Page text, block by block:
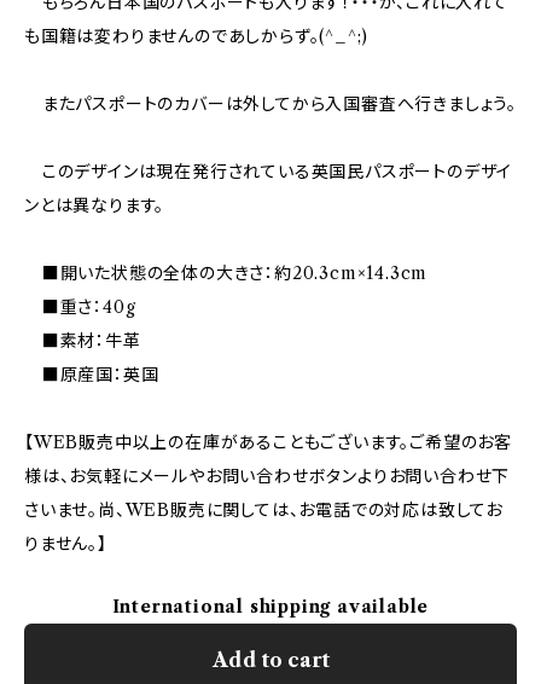
も国籍は変わりませんのであしからず。(^_^;)
またパスポートのカバーは外してから入国審査へ行きましょう。
このデザインは現在発行されている英国民パスポートのデザイ
ンとは異なります。
■開いた状態の全体の大きさ：約20.3cm×14.3cm
■重さ：40g
■素材：牛革
■原産国：英国
【WEB販売中以上の在庫があることもございます。ご希望のお客
様は、お気軽にメールやお問い合わせボタンよりお問い合わせ下
さいませ。尚、WEB販売に関しては、お電話での対応は致してお
りません。】
International shipping available
Add to cart